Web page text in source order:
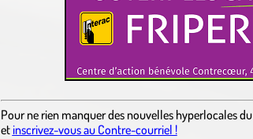
Pour ne rien manquer des nouvelles hyperlocalesdu
etinscrivez-vous au Contre-courriel !